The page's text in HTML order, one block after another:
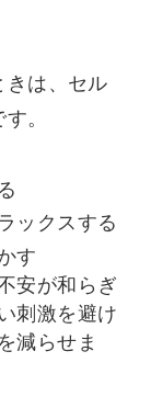
きは、セル
。
ックスする
す
安が和らぎ
刺激を避け
減らせま